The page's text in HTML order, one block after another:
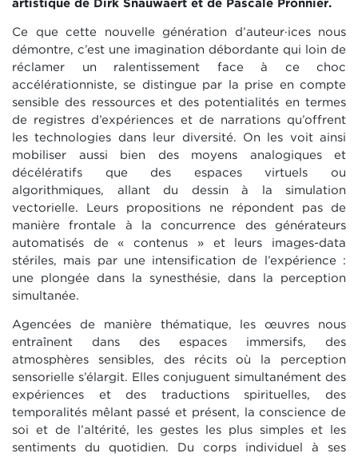
artistique de Dirk Snauwaert et de Pascale Pronnier.
Ce que cette nouvelle génération d’auteur·ices nous
démontre, c’est une imagination débordante qui loin de
réclamer un ralentissement face à ce choc
accélérationniste, se distingue par la prise en compte
sensible des ressources et des potentialités en termes
de registres d’expériences et de narrations qu’offrent
les technologies dans leur diversité. On les voit ainsi
mobiliser aussi bien des moyens analogiques et
décélératifs que des espaces virtuels ou
algorithmiques, allant du dessin à la simulation
vectorielle. Leurs propositions ne répondent pas de
manière frontale à la concurrence des générateurs
automatisés de « contenus » et leurs images-data
stériles, mais par une intensification de l’expérience :
une plongée dans la synesthésie, dans la perception
simultanée.
Agencées de manière thématique, les œuvres nous
entraînent dans des espaces immersifs, des
atmosphères sensibles, des récits où la perception
sensorielle s’élargit. Elles conjuguent simultanément des
expériences et des traductions spirituelles, des
temporalités mêlant passé et présent, la conscience de
soi et de l’altérité, les gestes les plus simples et les
sentiments du quotidien. Du corps individuel à ses